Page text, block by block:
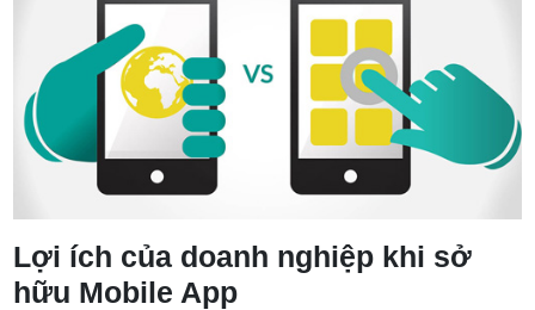
Lợi ích của doanh nghiệp khi sở
hữu Mobile App